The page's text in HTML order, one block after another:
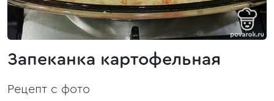
Запеканка картофельная
Рецепт с фото